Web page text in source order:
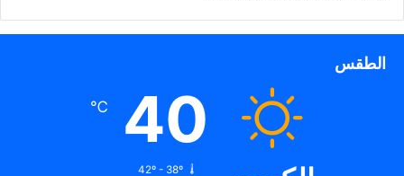
الطقس
40
℃
42º - 38º